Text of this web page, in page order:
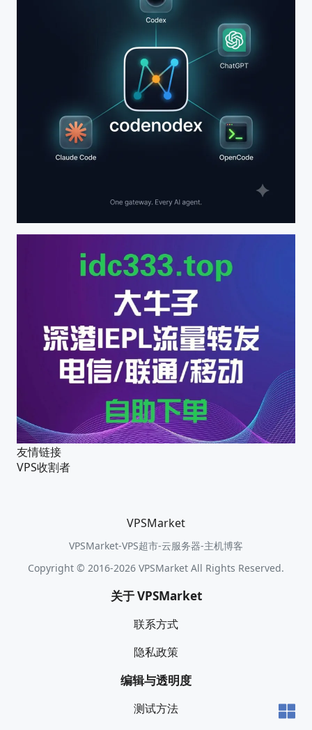
友情链接
VPS收割者
VPSMarket
VPSMarket-VPS超市-云服务器-主机博客
Copyright © 2016-2026 VPSMarket All Rights Reserved.
关于 VPSMarket
联系方式
隐私政策
编辑与透明度
测试方法